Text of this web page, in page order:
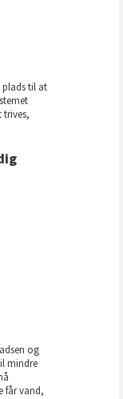
plads til at
trives,
og
mindre
får vand,